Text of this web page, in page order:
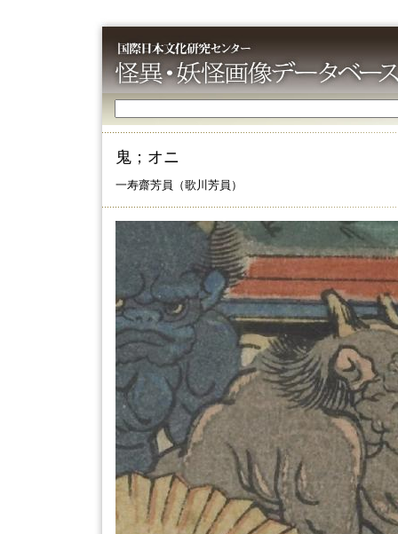
鬼；オニ
一寿齋芳員（歌川芳員）